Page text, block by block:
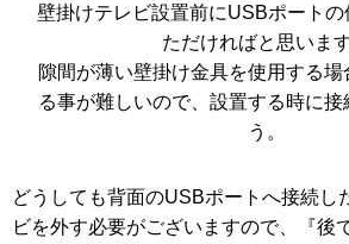
壁掛けテレビ設置前にUSBポート
ただければと思います
隙間が薄い壁掛け金具を使用する
る事が難しいので、設置する時に接
う。
どうしても背面のUSBポートへ接続し
ビを外す必要がございますので、『後